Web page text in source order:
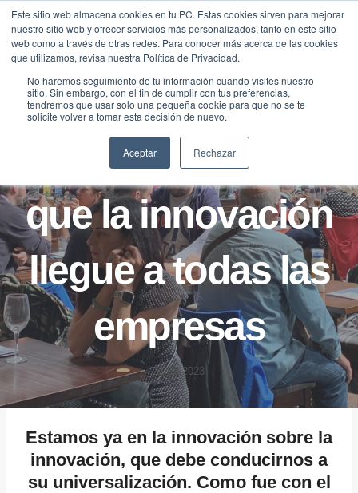
Este sitio web almacena cookies en tu PC. Estas cookies sirven para mejorar
nuestro sitio web y ofrecer servicios más personalizados, tanto en este sitio
web como a través de otras redes. Para conocer más acerca de las cookies
que utilizamos, revisa nuestra Política de Privacidad.
No haremos seguimiento de tu información cuando visites nuestro
sitio. Sin embargo, con el fin de cumplir con tus preferencias,
tendremos que usar solo una pequeña cookie para que no se te
solicite volver a tomar esta decisión de nuevo.
Aceptar Rechazar
Saltar
contenido
B2B BLOG
Cinco claves para
que la innovación
llegue a todas las
empresas
11/09/2023
Estamos ya en la innovación sobre la
innovación, que debe conducirnos a
su universalización. Como fue con el
Traducir »